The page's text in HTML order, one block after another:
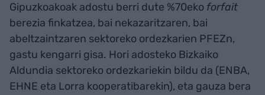
Gipuzkoakoak adostu berri dute %70eko forfait
berezia finkatzea, bai nekazaritzaren, bai
abeltzaintzaren sektoreko ordezkarien PFEZn,
gastu kengarri gisa. Hori adosteko Bizkaiko
Aldundia sektoreko ordezkariekin bildu da (ENBA,
EHNE eta Lorra kooperatibarekin), eta gauza bera